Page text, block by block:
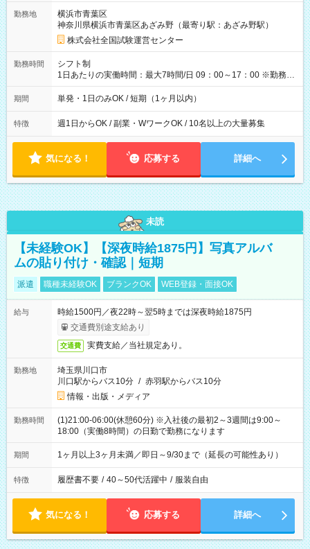
例】 ・河合塾模擬試験 8:30～17:30（休憩1時間） 時給1,300円
×8時間＝日収10,400円＋交通費 ※当日の役割により時給＋100
円の場合あり ・国家試験 7:00～13:30（休憩なし） 時給1,300
円（役割手当＋100円）×6時間＝日収8,400円＋交通費 【試用期
間】試用期間なし
勤務地
横浜市青葉区
神奈川県横浜市青葉区あざみ野（最寄り駅：あざみ野駅）
株式会社全国試験運営センター
勤務時間
シフト制
1日あたりの実働時間：最大7時間/日 09：00～17：00 ※勤務時
間は 試験により異なります。
期間 単発・1日のみOK / 短期（1ヶ月以内）
特徴 週1日からOK / 副業・WワークOK / 10名以上の大量募集
気になる！ 応募する 詳細へ
未読
【未経験OK】【深夜時給1875円】写真アルバ
ムの貼り付け・確認｜短期
派遣 職種未経験OK ブランクOK WEB登録・面接OK
給与
時給1500円／夜22時～翌5時までは深夜時給1875円
交通費別途支給あり
交通費 実費支給／当社規定あり。
勤務地
埼玉県川口市
川口駅からバス10分 / 赤羽駅からバス10分
情報・出版・メディア
勤務時間
(1)21:00-06:00(休憩60分) ※入社後の最初2～3週間は9:00～
18:00（実働8時間）の日勤で勤務になります
期間 1ヶ月以上3ヶ月未満／即日～9/30まで（延長の可能性あり）
特徴 履歴書不要 / 40～50代活躍中 / 服装自由
気になる！ 応募する 詳細へ